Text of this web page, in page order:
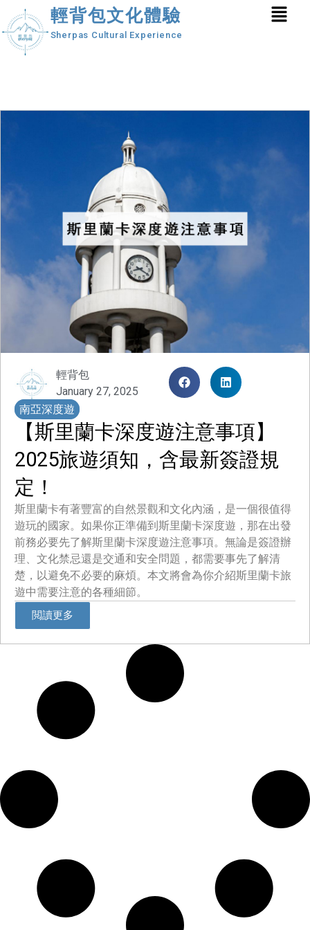
輕背包文化體驗
Sherpas Cultural Experience
輕背包
January 27, 2025
南亞深度遊
【斯里蘭卡深度遊注意事項】
2025旅遊須知，含最新簽證規
定！
斯里蘭卡有著豐富的自然景觀和文化內涵，是一個很值得
遊玩的國家。如果你正準備到斯里蘭卡深度遊，那在出發
前務必要先了解斯里蘭卡深度遊注意事項。無論是簽證辦
理、文化禁忌還是交通和安全問題，都需要事先了解清
楚，以避免不必要的麻煩。本文將會為你介紹斯里蘭卡旅
遊中需要注意的各種細節。
閲讀更多